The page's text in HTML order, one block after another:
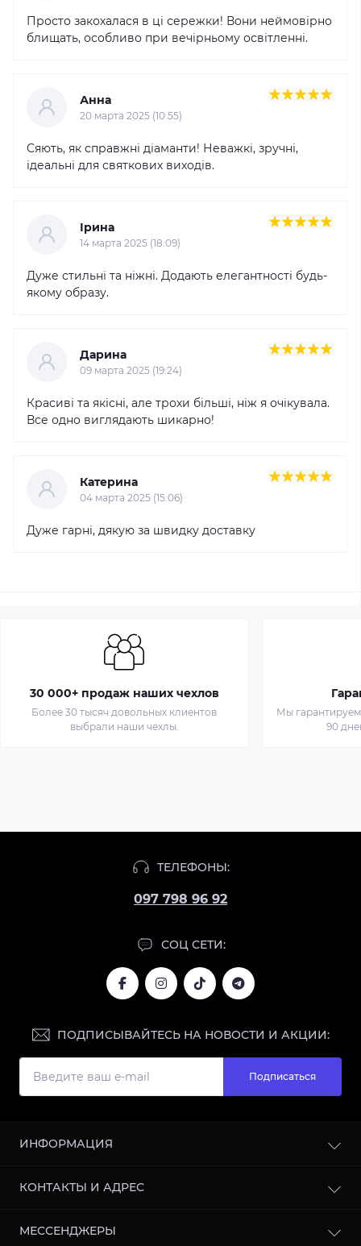
Просто закохалася в ці сережки! Вони неймовірно
блищать, особливо при вечірньому освітленні.
Анна
20 марта 2025 (10:55)
Сяють, як справжні діаманти! Неважкі, зручні,
ідеальні для святкових виходів.
Ірина
14 марта 2025 (18:09)
Дуже стильні та ніжні. Додають елегантності будь-
якому образу.
Дарина
09 марта 2025 (19:24)
Красиві та якісні, але трохи більші, ніж я очікувала.
Все одно виглядають шикарно!
Катерина
04 марта 2025 (15:06)
Дуже гарні, дякую за швидку доставку
30 000+ продаж наших чехлов
Более 30 тысяч довольных клиентов
выбрали наши чехлы.
Мы гарантируем
90
ТЕЛЕФОНЫ:
097 798 96 92
СОЦ СЕТИ:
ПОДПИСЫВАЙТЕСЬ НА НОВОСТИ И АКЦИИ:
Подписаться
ИНФОРМАЦИЯ
Отзывы
Политика конфиденциальности
КОНТАКТЫ И АДРЕС
МЕССЕНДЖЕРЫ